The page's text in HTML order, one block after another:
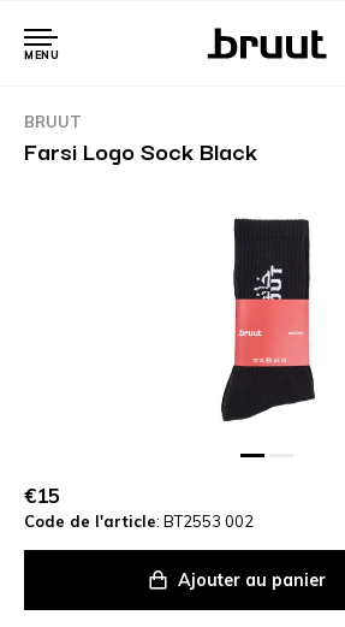
MENU
BRUUT
Farsi Logo Sock Black
€15
Code de l'article: BT2553 002
Ajouter au panier